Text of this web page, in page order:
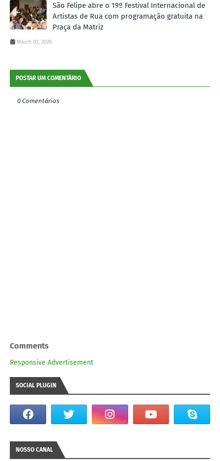
São Felipe abre o 19º Festival Internacional de
Artistas de Rua com programação gratuita na
Praça da Matriz
March 03, 2026
POSTAR UM COMENTÁRIO
0 Comentários
Comments
Responsive Advertisement
SOCIAL PLUGIN
NOSSO CANAL